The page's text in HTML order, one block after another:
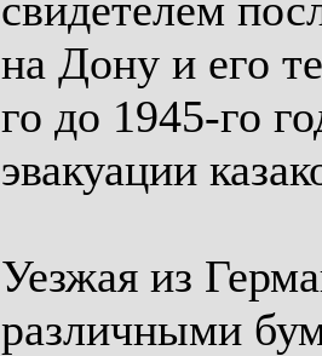
на Дону и его
го до 1945-го
эвакуации
Уезжая из
различными